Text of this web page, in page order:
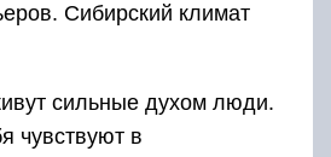
Сибирский климат
сильные духом люди.
чувствуют в